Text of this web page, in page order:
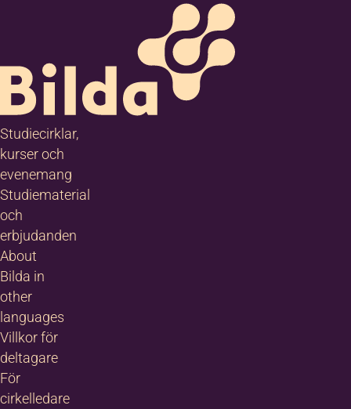
Studiecirklar,
kurser och
evenemang
Studiematerial
och
erbjudanden
About
Bilda in
other
languages
Villkor för
deltagare
För
cirkelledare